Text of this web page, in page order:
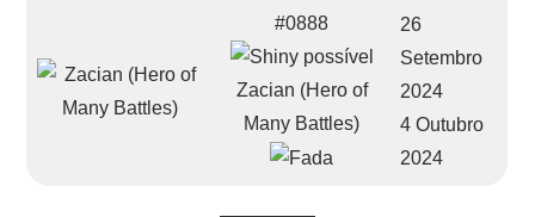
#0888
Zacian (Hero of
Many Battles)
26
Setembro
2024
4 Outubro
2024